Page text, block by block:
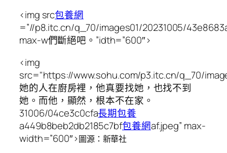
<img src包養網
=”//p8.itc.cn/q_70/images01/20231005/
max-w們斷絕吧。”idth=”600″>
<img
src="https://www.sohu.com/p3.itc.cn/q_70/
她的人在廚房裡，他真要找她，也找不到
她。而他，顯然，根本不在家。
31006/04ce3c0cfa長期包養
a449b8beb2db2185c7bf包養網af.jpeg” max-
width=”600″>圖源：新華社